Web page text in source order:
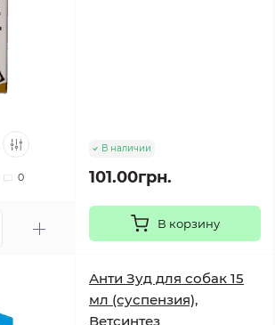
0
В наличии
101.00грн.
В корзину
Анти Зуд для собак 15
мл (суспензия),
Ветсинтез